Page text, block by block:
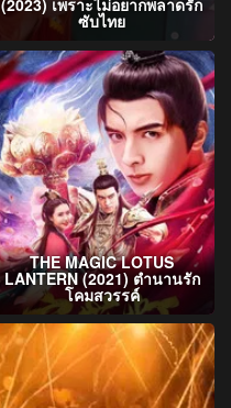
(2023) เพราะไม่อยากพลาดรัก
ซับไทย
THE MAGIC LOTUS
LANTERN (2021) ตำนานรัก
โคมสวรรค์